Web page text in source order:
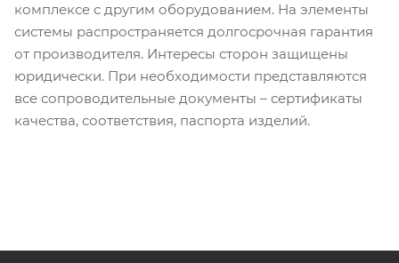
комплексе с другим оборудованием. На элементы
системы распространяется долгосрочная гарантия
от производителя. Интересы сторон защищены
юридически. При необходимости представляются
все сопроводительные документы – сертификаты
качества, соответствия, паспорта изделий.